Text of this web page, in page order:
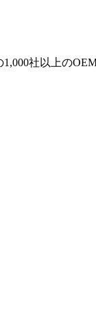
社以上の